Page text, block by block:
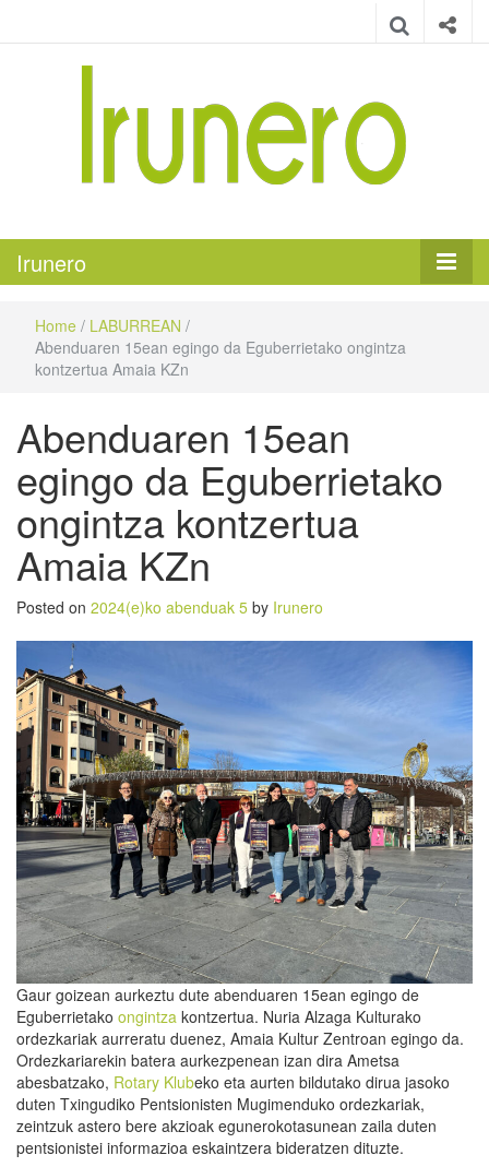
Irunero
Home / LABURREAN /
Abenduaren 15ean egingo da Eguberrietako ongintza
kontzertua Amaia KZn
Abenduaren 15ean
egingo da Eguberrietako
ongintza kontzertua
Amaia KZn
Posted on 2024(e)ko abenduak 5 by Irunero
Gaur goizean aurkeztu dute abenduaren 15ean egingo de
Eguberrietako ongintza kontzertua. Nuria Alzaga Kulturako
ordezkariak aurreratu duenez, Amaia Kultur Zentroan egingo da.
Ordezkariarekin batera aurkezpenean izan dira Ametsa
abesbatzako, Rotary Klubeko eta aurten bildutako dirua jasoko
duten Txingudiko Pentsionisten Mugimenduko ordezkariak,
zeintzuk astero bere akzioak egunerokotasunean zaila duten
pentsionistei informazioa eskaintzera bideratzen dituzte.